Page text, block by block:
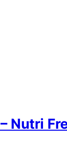
Nutri